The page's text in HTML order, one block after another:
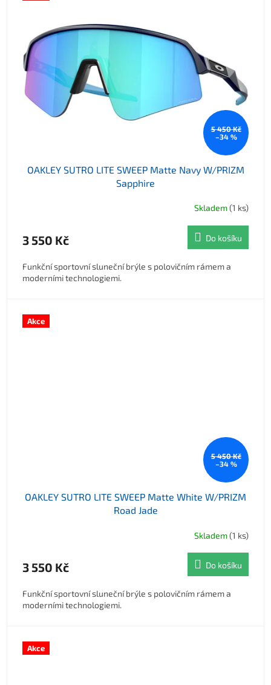
5 450 Kč
–34 %
OAKLEY SUTRO LITE SWEEP Matte Navy W/PRIZM
Sapphire
Skladem(1 ks)
3 550 Kč Do košíku
Funkční sportovní sluneční brýle s polovičním rámem a
moderními technologiemi.
Akce
5 450 Kč
–34 %
OAKLEY SUTRO LITE SWEEP Matte White W/PRIZM
Road Jade
Skladem(1 ks)
3 550 Kč Do košíku
Funkční sportovní sluneční brýle s polovičním rámem a
moderními technologiemi.
Akce